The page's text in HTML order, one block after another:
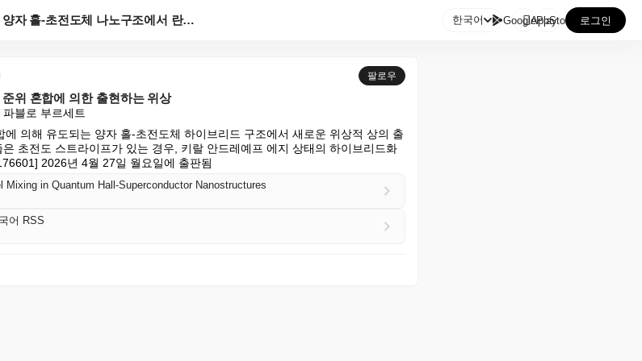
양자 홀-초전도체 나노구조에서 란다우 준위 혼합에 의한... 한국어 GooglePlay
AppStore 로그인
팔로우
위 혼합에 의한 출현하는 위상
블로 부르세트
의해 유도되는 양자 홀-초전도체 하이브리드 구조에서 새로운 위상적 상의 출
초전도 스트라이프가 있는 경우, 키랄 안드레예프 에지 상태의 하이브리드화
2026년 4월 27일 월요일에 출판됨
Mixing in Quantum Hall-Superconductor Nanostructures
어 RSS